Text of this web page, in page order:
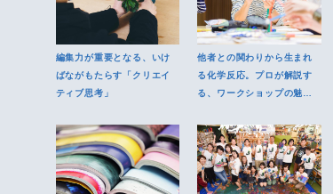
編集力が重要となる、いけ
ばながもたらす「クリエイ
ティブ思考」
他者との関わりから生まれ
る化学反応。プロが解説す
る、ワークショップの魅力